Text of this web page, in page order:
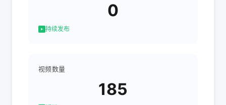
0
持续发布
视频数量
185